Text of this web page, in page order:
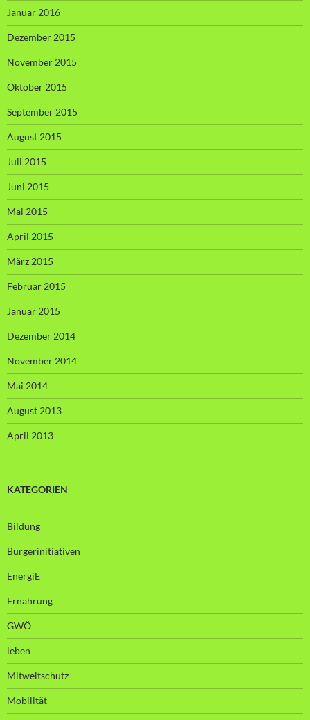
Januar 2016
Dezember 2015
November 2015
Oktober 2015
September 2015
August 2015
Juli 2015
Juni 2015
Mai 2015
April 2015
März 2015
Februar 2015
Januar 2015
Dezember 2014
November 2014
Mai 2014
August 2013
April 2013
KATEGORIEN
Bildung
Bürgerinitiativen
EnergiE
Ernährung
GWÖ
leben
Mitweltschutz
Mobilität